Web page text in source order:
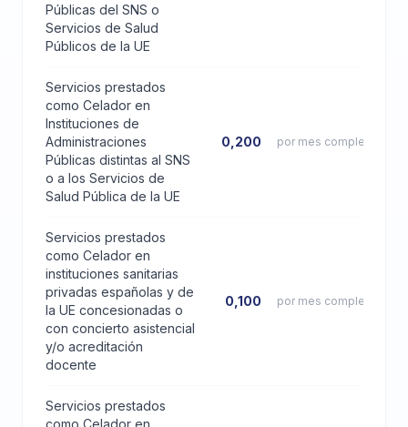
Públicas del SNS o
Servicios de Salud
Públicos de la UE
Servicios prestados
como Celador en
Instituciones de
Administraciones
Públicas distintas al SNS
o a los Servicios de
Salud Pública de la UE
0,200 por mes completo
Servicios prestados
como Celador en
instituciones sanitarias
privadas españolas y de
la UE concesionadas o
con concierto asistencial
y/o acreditación
docente
0,100 por mes completo
Servicios prestados
como Celador en